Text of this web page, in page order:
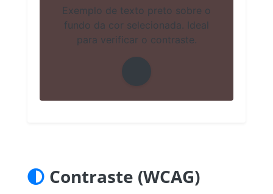
Exemplo de texto preto sobre o
fundo da cor selecionada. Ideal
para verificar o contraste.
Contraste (WCAG)